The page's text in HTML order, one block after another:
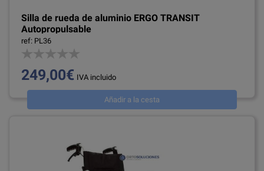
Silla de rueda de aluminio ERGO TRANSIT
Autopropulsable
ref: PL36
249,00€ IVA incluido
Añadir a la cesta